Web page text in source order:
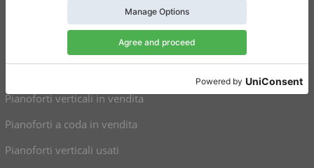
Impostazioni per il consenso
Collegamenti
Pianoforti verticali in vendita
Pianoforti a coda in vendita
Pianoforti verticali usati